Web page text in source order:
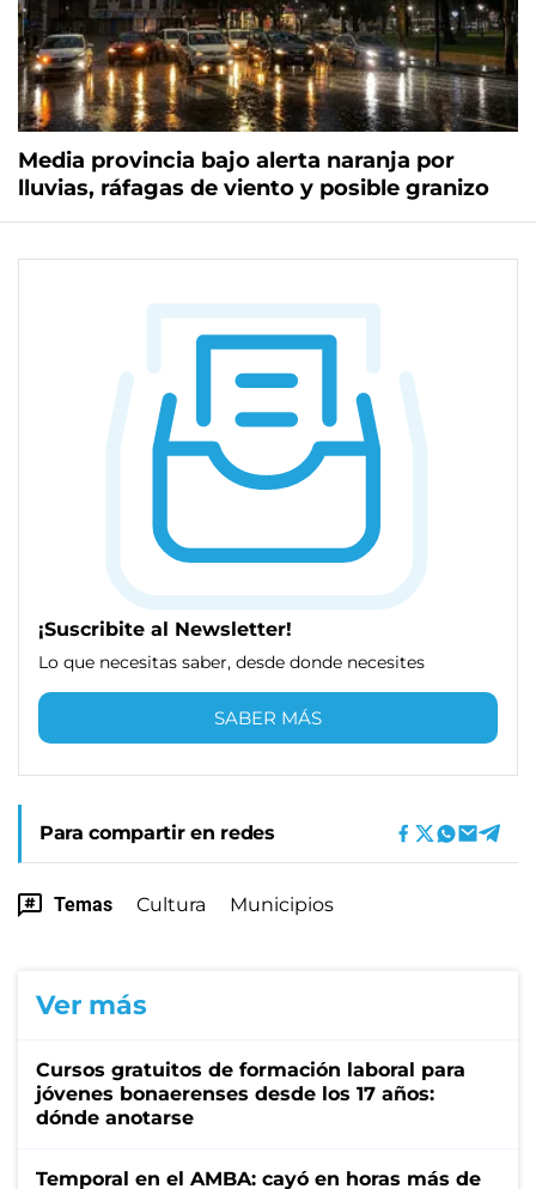
Media provincia bajo alerta naranja por
lluvias, ráfagas de viento y posible granizo
¡Suscribite al Newsletter!
Lo que necesitas saber, desde donde necesites
SABER MÁS
Para compartir en redes
Temas Cultura Municipios
Ver más
Cursos gratuitos de formación laboral para
jóvenes bonaerenses desde los 17 años:
dónde anotarse
Temporal en el AMBA: cayó en horas más de